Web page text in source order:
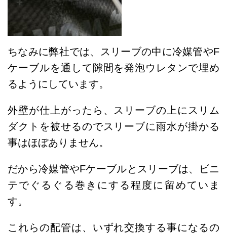
ちなみに弊社では、スリーブの中に冷媒管やF
ケーブルを通して隙間を発泡ウレタンで埋め
るようにしています。
外壁が仕上がったら、スリーブの上にスリム
ダクトを被せるのでスリーブに雨水が掛かる
事はほぼありません。
だから冷媒管やFケーブルとスリーブは、ビニ
テでぐるぐる巻きにする程度に留めていま
す。
これらの配管は、いずれ交換する事になるの